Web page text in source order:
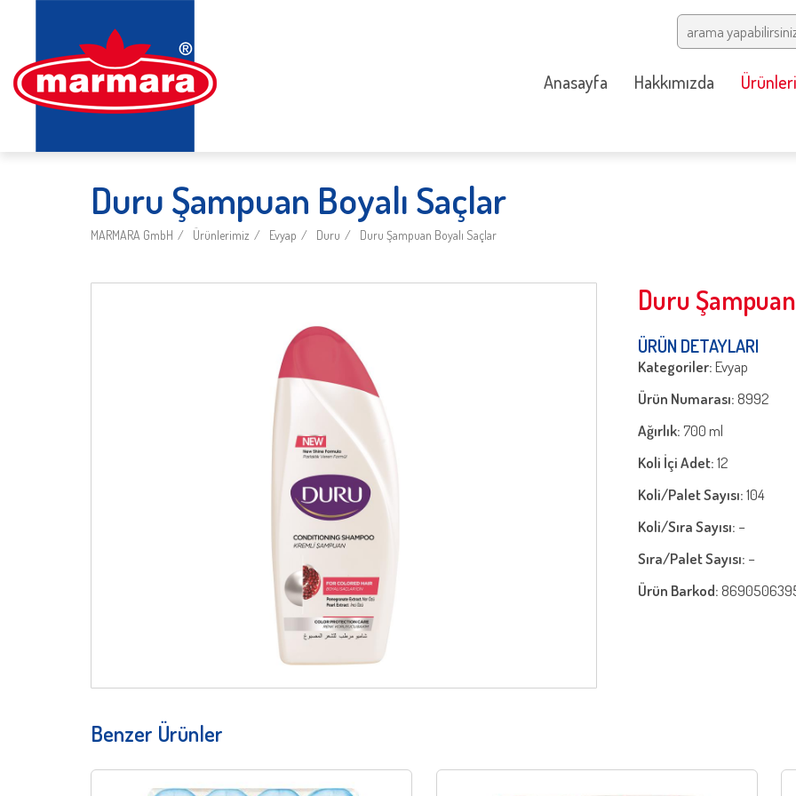
Anasayfa Hakkımızda
Duru Şampuan Boyalı Saçlar
MARMARA GmbH Ürünlerimiz Evyap Duru Duru Şampuan Boyalı Saçlar
Duru
ÜRÜN DETAYLARI
Kategoriler:Evyap
Ürün Numarası: 8992
Ağırlık:700 ml
Koli İçi Adet:12
Koli/Palet Sayısı:104
Koli/Sıra Sayısı: −
Sıra/Palet Sayısı: −
Ürün Barkod:
Benzer Ürünler